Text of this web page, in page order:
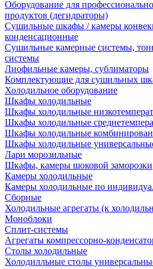
Оборудование для
продуктов (дегидраторы)
Сушильные шкафы / камеры
конденсационные
Сушильные камерные системы,
системы
Лиофильные камеры, сублиматоры
Комплектующие для сушильных
Холодильное оборудование
Шкафы холодильные
Шкафы холодильные
Шкафы холодильные
Шкафы холодильные
Шкафы холодильные
Лари морозильные
Шкафы, камеры шоковой заморозки
Камеры холодильные
Камеры холодильные по
Сборные
Холодильные агрегаты (к
Моноблоки
Сплит-системы
Агрегаты компрессорно-
Столы холодильные
Холодилльные столы